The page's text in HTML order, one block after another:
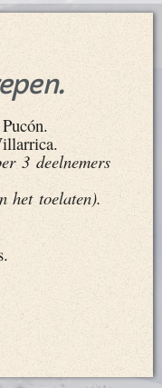
3 deelnemers
het toelaten).